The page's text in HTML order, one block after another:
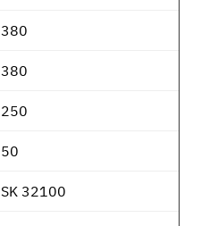
380
380
250
50
SK 32100